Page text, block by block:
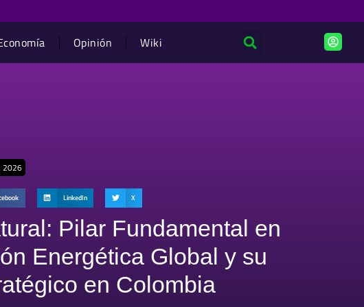
Opinión Wiki
2026
LinkedIn X
Pilar Fundamental en
Energética Global y su
en Colombia